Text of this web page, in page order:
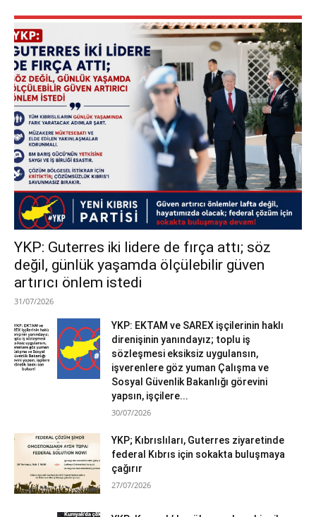
YKP: Guterres iki lidere de fırça attı; söz
değil, günlük yaşamda ölçülebilir güven
artırıcı önlem istedi
31/07/2026
YKP: EKTAM ve SAREX işçilerinin haklı
direnişinin yanındayız; toplu iş
sözleşmesi eksiksiz uygulansın,
işverenlere göz yuman Çalışma ve
Sosyal Güvenlik Bakanlığı görevini
yapsın, işçilere...
30/07/2026
YKP; Kıbrıslıları, Guterres ziyaretinde
federal Kıbrıs için sokakta buluşmaya
çağırır
27/07/2026